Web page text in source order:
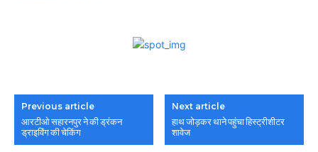
Previous article
आरटीओ सहारनपुर ने की ड्रंकन
ड्राइविंग की चेकिंग
Next article
हाथ जोड़कर थाने पहुंचा हिस्ट्रीशीटर
शावेज